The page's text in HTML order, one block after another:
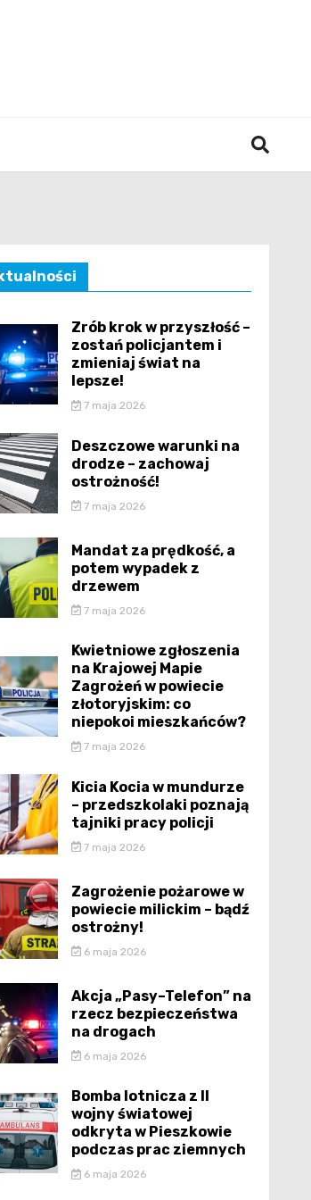
Zrób krok w przyszłość –
zostań policjantem i
zmieniaj świat na
lepsze!
7 maja 2026
Deszczowe warunki na
drodze – zachowaj
ostrożność!
7 maja 2026
Mandat za prędkość, a
potem wypadek z
drzewem
7 maja 2026
Kwietniowe zgłoszenia
na Krajowej Mapie
Zagrożeń w powiecie
złotoryjskim: co
niepokoi mieszkańców?
7 maja 2026
Kicia Kocia w mundurze
– przedszkolaki poznają
tajniki pracy policji
7 maja 2026
Zagrożenie pożarowe w
powiecie milickim – bądź
ostrożny!
6 maja 2026
Akcja „Pasy–Telefon” na
rzecz bezpieczeństwa
na drogach
6 maja 2026
Bomba lotnicza z II
wojny światowej
odkryta w Pieszkowie
podczas prac ziemnych
6 maja 2026